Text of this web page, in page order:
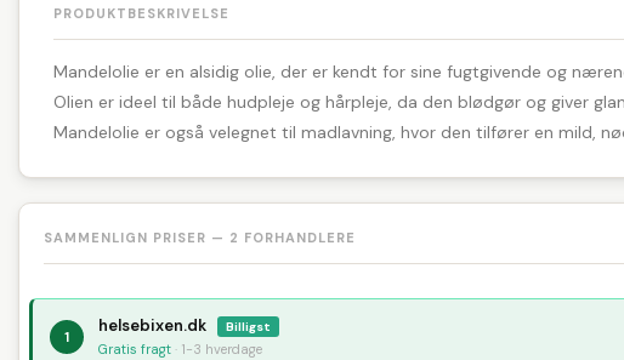
PRODUKTBESKRIVELSE
Mandelolie er en alsidig olie, der er kendt for sine fugtgivende og
Olien er ideel til både hudpleje og hårpleje, da den blødgør og giver
Mandelolie er også velegnet til madlavning, hvor den tilfører en mild,
SAMMENLIGN PRISER — 2 FORHANDLERE
1
helsebixen.dk Billigst
Gratis fragt · 1-3 hverdage